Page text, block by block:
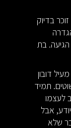
בדיוק
הגדרה
בילדים בני 15 היא הגיעה. בת
דובון
תמיד
לעצמו
אבל
דבר שלא